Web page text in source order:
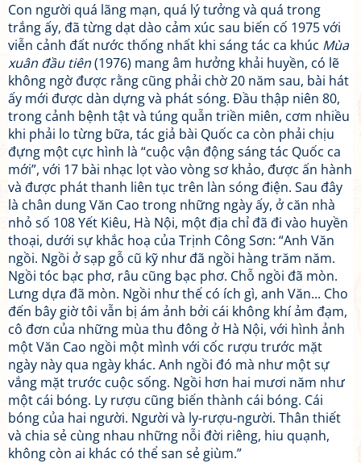
Con người quá lãng mạn, quá lý tưởng và quá trong
trắng ấy, đã từng dạt dào cảm xúc sau biến cố 1975 với
viễn cảnh đất nước thống nhất khi sáng tác ca khúc Mùa
xuân đầu tiên(1976) mang âm hưởng khải huyền, có lẽ
không ngờ được rằng cũng phải chờ 20 năm sau, bài hát
ấy mới được dàn dựng và phát sóng. Đầu thập niên 80,
trong cảnh bệnh tật và túng quẫn triền miên, cơm nhiều
khi phải lo từng bữa, tác giả bài Quốc ca còn phải chịu
đựng một cực hình là “cuộc vận động sáng tác Quốc ca
mới”, với 17 bài nhạc lọt vào vòng sơ khảo, được ấn hành
và được phát thanh liên tục trên làn sóng điện. Sau đây
là chân dung Văn Cao trong những ngày ấy, ở căn nhà
nhỏ số 108 Yết Kiêu, Hà Nội, một địa chỉ đã đi vào huyền
thoại, dưới sự khắc hoạ của Trịnh Công Sơn: “Anh Văn
ngồi. Ngồi ở sạp gỗ cũ kỹ như đã ngồi hàng trăm năm.
Ngồi tóc bạc phơ, râu cũng bạc phơ. Chỗ ngồi đã mòn.
Lưng dựa đã mòn. Ngồi như thế có ích gì, anh Văn... Cho
đến bây giờ tôi vẫn bị ám ảnh bởi cái không khí ảm đạm,
cô đơn của những mùa thu đông ở Hà Nội, với hình ảnh
một Văn Cao ngồi một mình với cốc rượu trước mặt
ngày này qua ngày khác. Anh ngồi đó mà như một sự
vắng mặt trước cuộc sống. Ngồi hơn hai mươi năm như
một cái bóng. Ly rượu cũng biến thành cái bóng. Cái
bóng của hai người. Người và ly-rượu-người. Thân thiết
và chia sẻ cùng nhau những nỗi đời riêng, hiu quạnh,
không còn ai khác có thể san sẻ giùm.”